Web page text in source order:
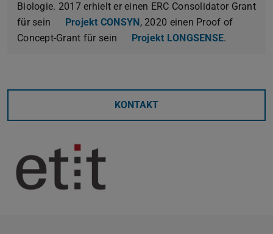
Biologie. 2017 erhielt er einen ERC Consolidator Grant
für sein
Projekt CONSYN, 2020 einen Proof of
Concept-Grant für sein
Projekt LONGSENSE.
KONTAKT